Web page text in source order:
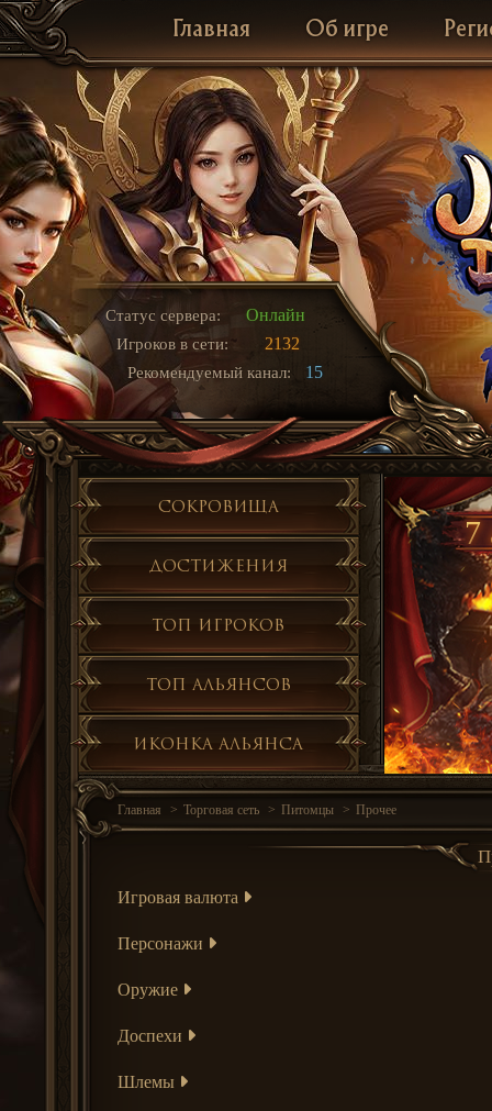
Главная Об игре
Статус сервера: Онлайн
Игроков в сети: 2132
Рекомендуемый канал: 15
Сокровища
Достижения
Топ игроков
Топ альянсов
Иконка альянса
7
Главная Торговая сеть Питомцы Прочее
Игровая валюта
Персонажи
Оружие
Доспехи
Шлемы